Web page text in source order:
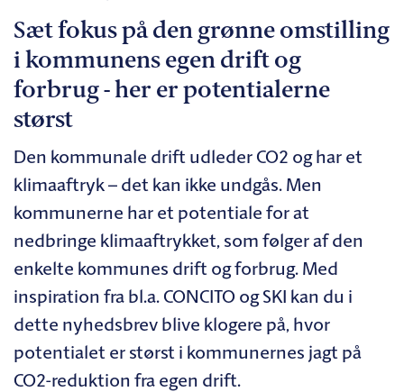
Sæt fokus på den grønne omstilling
i kommunens egen drift og
forbrug - her er potentialerne
størst
Den kommunale drift udleder CO2 og har et
klimaaftryk – det kan ikke undgås. Men
kommunerne har et potentiale for at
nedbringe klimaaftrykket, som følger af den
enkelte kommunes drift og forbrug. Med
inspiration fra bl.a. CONCITO og SKI kan du i
dette nyhedsbrev blive klogere på, hvor
potentialet er størst i kommunernes jagt på
CO2-reduktion fra egen drift.